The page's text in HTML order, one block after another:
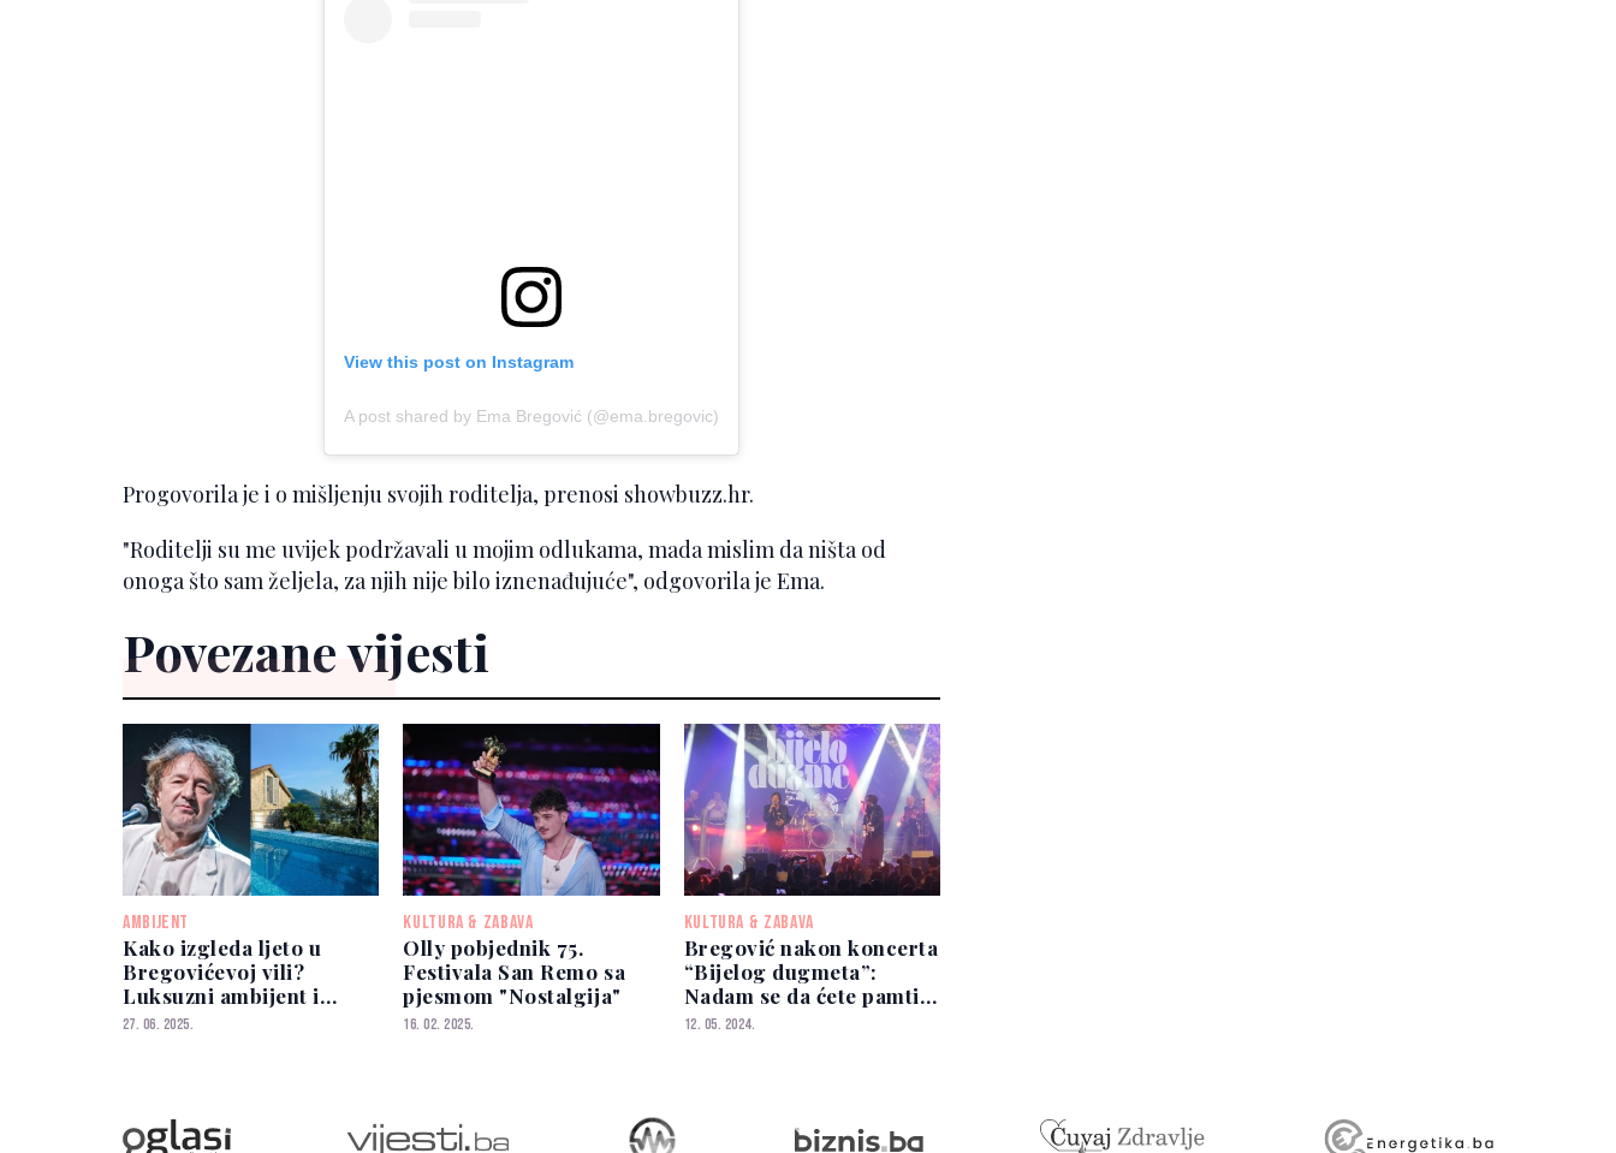
View this post on Instagram
A post shared by Ema Bregović (@ema.bregovic)
Progovorila je i o mišljenju svojih roditelja, prenosi showbuzz.hr.
"Roditelji su me uvijek podržavali u mojim odlukama, mada mislim da ništa od
onoga što sam željela, za njih nije bilo iznenađujuće", odgovorila je Ema.
Povezane vijesti
AMBIJENT
Kako izgleda ljeto u
Bregovićevoj vili?
Luksuzni ambijent i
cijena koja traži duboki
27. 06. 2025.
KULTURA & ZABAVA
Olly pobjednik 75.
Festivala San Remo sa
pjesmom "Nostalgija"
16. 02. 2025.
KULTURA & ZABAVA
Bregović nakon koncerta
“Bijelog dugmeta”:
Nadam se da ćete pamtiti
ovu noć kada smo bili u
12. 05. 2024.